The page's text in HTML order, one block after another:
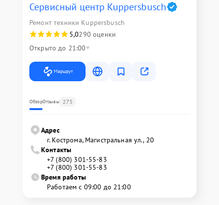
Сервисный центр Kuppersbusch
Ремонт техники Kuppersbusch
5,0290 оценки
Открыто до 21:00
Маршрут
ОбзорОтзывы 275
Адрес
г. Кострома, Магистральная ул., 20
Контакты
+7 (800) 301-55-83
+7 (800) 301-55-83
Время работы
Работаем с 09:00 до 21:00